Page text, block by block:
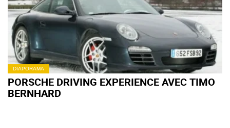
DIAPORAMA
PORSCHE DRIVING EXPERIENCE AVEC TIMO
BERNHARD